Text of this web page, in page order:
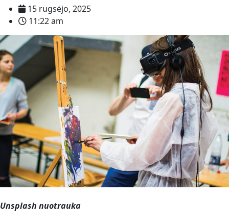
15 rugsėjo, 2025
11:22 am
Unsplash nuotrauka